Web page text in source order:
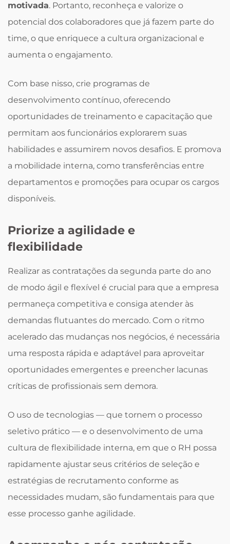
motivada. Portanto, reconheça e valorize o
potencial dos colaboradores que já fazem parte do
time, o que enriquece a cultura organizacional e
aumenta o engajamento.
Com base nisso, crie programas de
desenvolvimento contínuo, oferecendo
oportunidades de treinamento e capacitação que
permitam aos funcionários explorarem suas
habilidades e assumirem novos desafios. E promova
a mobilidade interna, como transferências entre
departamentos e promoções para ocupar os cargos
disponíveis.
Priorize a agilidade e
flexibilidade
Realizar as contratações da segunda parte do ano
de modo ágil e flexível é crucial para que a empresa
permaneça competitiva e consiga atender às
demandas flutuantes do mercado. Com o ritmo
acelerado das mudanças nos negócios, é necessária
uma resposta rápida e adaptável para aproveitar
oportunidades emergentes e preencher lacunas
críticas de profissionais sem demora.
O uso de tecnologias — que tornem o processo
seletivo prático — e o desenvolvimento de uma
cultura de flexibilidade interna, em que o RH possa
rapidamente ajustar seus critérios de seleção e
estratégias de recrutamento conforme as
necessidades mudam, são fundamentais para que
esse processo ganhe agilidade.